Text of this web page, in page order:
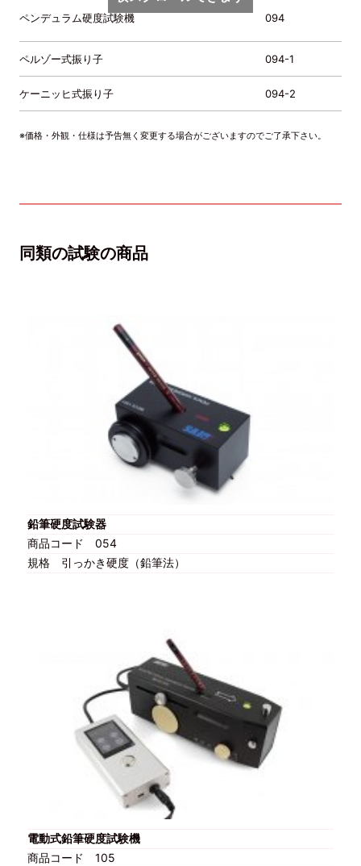
ペンデュラム硬度試験機 094
ペルゾー式振り子 094-1
ケーニッヒ式振り子 094-2
※価格・外観・仕様は予告無く変更する場合がございますのでご了承下さい。
同類の試験の商品
鉛筆硬度試験器
商品コード
054
規格
引っかき硬度（鉛筆法）
電動式鉛筆硬度試験機
商品コード
105